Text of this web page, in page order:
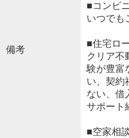
備考
■コンビ
いつでも
■住宅ロ
クリア不
験が豊富
い、契約
ない、借
サポート
■空家相